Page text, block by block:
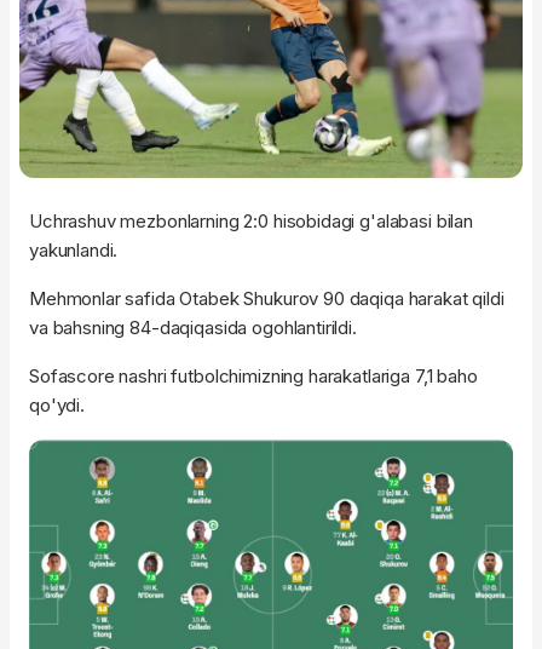
Uchrashuv mezbonlarning 2:0 hisobidagi g'alabasi bilan
yakunlandi.
Mehmonlar safida Otabek Shukurov 90 daqiqa harakat qildi
va bahsning 84-daqiqasida ogohlantirildi.
Sofascore nashri futbolchimizning harakatlariga 7,1 baho
qo'ydi.